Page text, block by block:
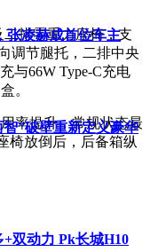
二排零重力座椅，支
调节腿托，二排中央
与66W Type-C充电
。
率提升，常规状态最
椅放倒后，后备箱纵
张凌赫成首位车主
”破壁重新定义豪华
双动力 Pk长城H10